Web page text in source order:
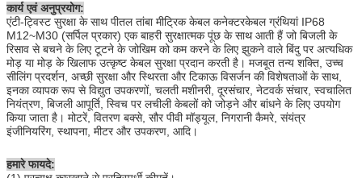
कार्य एवं अनुप्रयोग:
एंटी-ट्विस्ट सुरक्षा के साथ पीतल तांबा मीट्रिक केबल कनेक्टरकेबल ग्रंथियां IP68
M12~M30 (सर्पिल प्रकार) एक बाहरी सुरक्षात्मक पूंछ के साथ आती हैं जो बिजली के
रिसाव से बचने के लिए टूटने के जोखिम को कम करने के लिए झुकने वाले बिंदु पर अत्यधिक
मोड़ या मोड़ के खिलाफ उत्कृष्ट केबल सुरक्षा प्रदान करती है। मजबूत तन्य शक्ति, उच्च
सीलिंग प्रदर्शन, अच्छी सुरक्षा और स्थिरता और टिकाऊ विसर्जन की विशेषताओं के साथ,
इनका व्यापक रूप से विद्युत उपकरणों, चलती मशीनरी, दूरसंचार, नेटवर्क संचार, स्वचालित
नियंत्रण, बिजली आपूर्ति, स्विच पर लचीली केबलों को जोड़ने और बांधने के लिए उपयोग
किया जाता है। मोटरें, वितरण बक्से, सौर पीवी मॉड्यूल, निगरानी कैमरे, संयंत्र
इंजीनियरिंग, स्थापना, मीटर और उपकरण, आदि।
हमारे फायदे: